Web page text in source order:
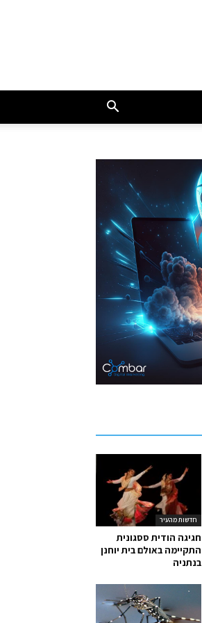
חדשות מהעיר
חגיגה הודית ססגונית
התקיימה באולם בית יוחנן
בנתניה